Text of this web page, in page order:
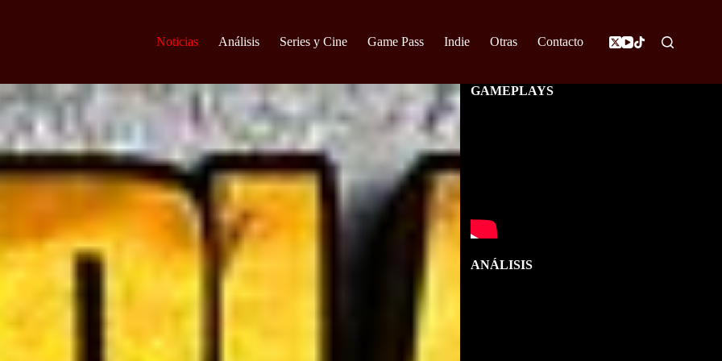
Noticias Análisis Series y Cine Game Pass Indie Otras Contacto
GAMEPLAYS
ANÁLISIS